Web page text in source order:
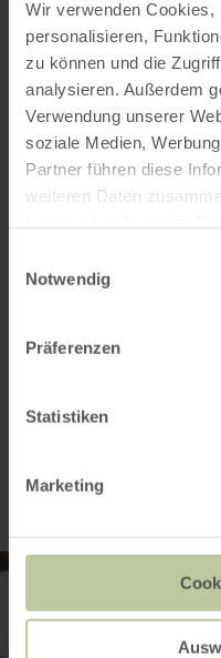
Wir verwenden Cookies,
personalisieren,
zu können und die
analysieren. Außerdem
Verwendung unserer
soziale Medien,
Partner führen diese
weiteren Daten
Notwendig
Präferenzen
Statistiken
Marketing
baked goods
Otten farm and
ham, sausage
Hof Steinisch
potatoes, eggs,
Körsten apiary:
mead, bear
The farmers' and
take place on public